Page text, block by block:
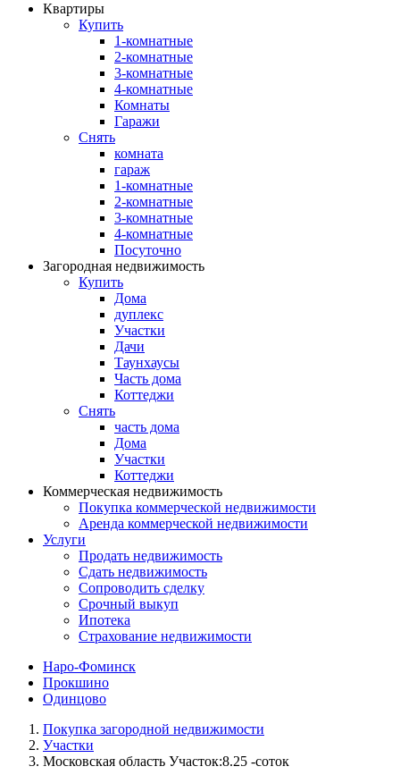
Квартиры
Купить
1-комнатные
2-комнатные
3-комнатные
4-комнатные
Комнаты
Гаражи
Снять
комната
гараж
1-комнатные
2-комнатные
3-комнатные
4-комнатные
Посуточно
Загородная недвижимость
Купить
Дома
дуплекс
Участки
Дачи
Таунхаусы
Часть дома
Коттеджи
Снять
часть дома
Дома
Участки
Коттеджи
Коммерческая недвижимость
Покупка коммерческой недвижимости
Аренда коммерческой недвижимости
Услуги
Продать недвижимость
Сдать недвижимость
Сопроводить сделку
Срочный выкуп
Ипотека
Страхование недвижимости
Наро-Фоминск
Прокшино
Одинцово
Покупка загородной недвижимости
Участки
Московская область Участок:8.25 -соток